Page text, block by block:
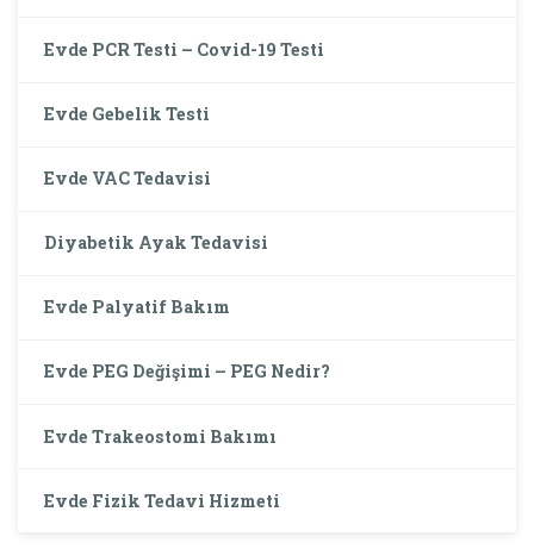
Evde PCR Testi – Covid-19 Testi
Evde Gebelik Testi
Evde VAC Tedavisi
Diyabetik Ayak Tedavisi
Evde Palyatif Bakım
Evde PEG Değişimi – PEG Nedir?
Evde Trakeostomi Bakımı
Evde Fizik Tedavi Hizmeti